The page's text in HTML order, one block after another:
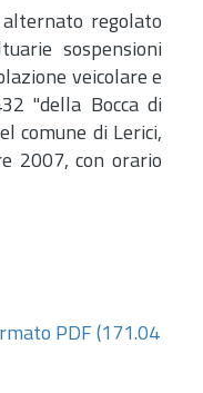
regolato
sospensioni
veicolare e
"della Bocca di
comune di Lerici,
2007, con orario
PDF (171.04